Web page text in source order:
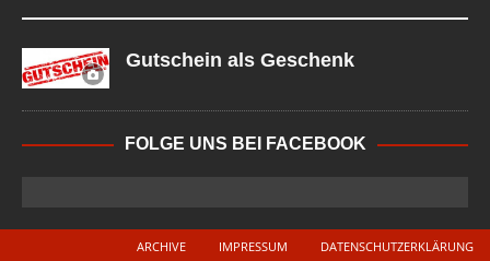
Gutschein als Geschenk
FOLGE UNS BEI FACEBOOK
ARCHIVE IMPRESSUM DATENSCHUTZERKLÄRUNG